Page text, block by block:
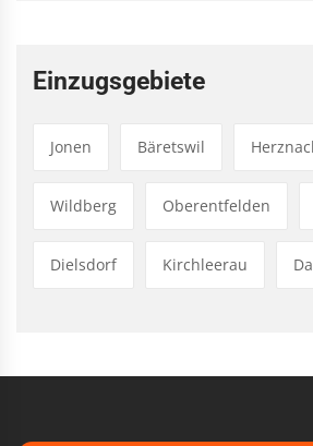
Einzugsgebiete
Jonen Bäretswil
Wildberg Oberentfelden
Dielsdorf Kirchleerau